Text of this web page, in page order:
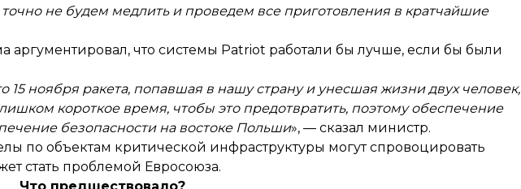
не будем медлить и проведем все приготовления в кратчайшие
аргументировал, что системы Patriot работали бы лучше, если бы были
15 ноября ракета, попавшая в нашу страну и унесшая жизни двух человек,
короткое время, чтобы это предотвратить, поэтому обеспечение
безопасности на востоке Польши», — сказал министр.
по объектам критической инфраструктуры могут спровоцировать
стать проблемой Евросоюза.